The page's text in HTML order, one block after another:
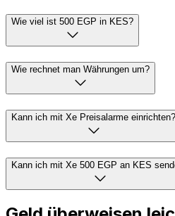
Wie viel ist 500 EGP in KES?
Wie rechnet man Währungen um?
Kann ich mit Xe Preisalarme einrichten?
Kann ich mit Xe 500 EGP an KES